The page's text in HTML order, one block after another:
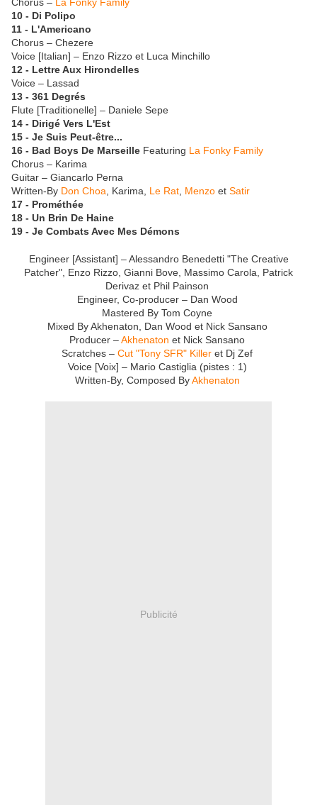
10 - Di Polipo
11 - L'Americano
Chorus – Chezere
Voice [Italian] – Enzo Rizzo et Luca Minchillo
12 - Lettre Aux Hirondelles
Voice – Lassad
13 - 361 Degrés
Flute [Traditionelle] – Daniele Sepe
14 - Dirigé Vers L'Est
15 - Je Suis Peut-être...
16 - Bad Boys De Marseille Featuring La Fonky Family
Chorus – Karima
Guitar – Giancarlo Perna
Written-By Don Choa , Karima, Le Rat Menzo et Satir
17 - Prométhée
18 - Un Brin De Haine
19 - Je Combats Avec Mes Démons
Engineer [Assistant] – Alessandro Benedetti "The Creative
Patcher", Enzo Rizzo, Gianni Bove, Massimo Carola, Patrick
Derivaz et Phil Painson
Engineer, Co-producer – Dan Wood
Mastered By Tom Coyne
Mixed By Akhenaton, Dan Wood et Nick Sansano
Producer –Akhenaton et Nick Sansano
Scratches – Cut "Tony SFR" Killer et Dj Zef
Voice [Voix] – Mario Castiglia (pistes : 1)
Written-By, Composed ByAkhenaton
Publicité